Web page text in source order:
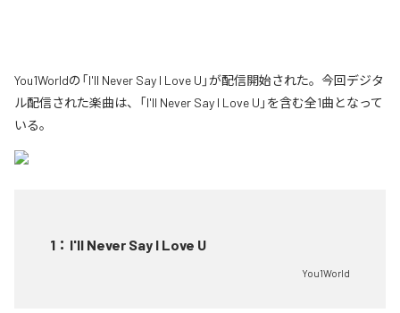
You1Worldの「I'll Never Say I Love U」が配信開始された。今回デジタ
ル配信された楽曲は、「I'll Never Say I Love U」を含む全1曲となって
いる。
1 ： I'll Never Say I Love U
You1World